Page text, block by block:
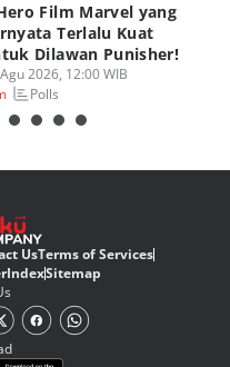
Film Marvel yang
Terlalu Kuat
Dilawan Punisher!
2026, 12:00 WIB
Polls
UsTerms of Services
IndexSitemap